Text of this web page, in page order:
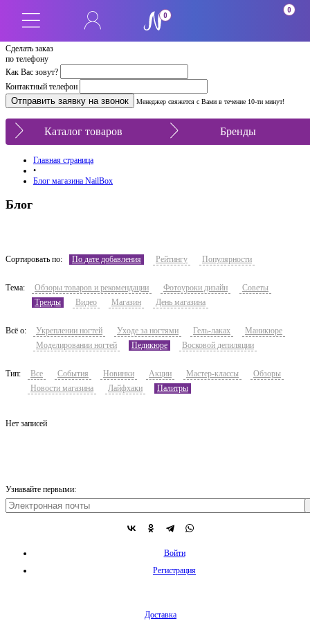
Сделать заказ
по телефону
Как Вас зовут?
Контактный телефон
Менеджер свяжется с Вами в течение 10-ти минут!
0
0
Каталог товаров Бренды
Главная страница
•
Блог магазина NailBox
Блог
Сортировать по: По дате добавления Рейтингу Популярности
Тема: Обзоры товаров и рекомендации Фотоуроки дизайн
Советы
Тренды
Видео Магазин День магазина
Всё о: Укреплении ногтей Уходе за ногтями Гель-лаках
Маникюре
Моделировании ногтей
Педикюре Восковой депиляции
Тип: Все События Новинки Акции Мастер-классы
Обзоры
Новости магазина
Лайфхаки Палитры
Нет записей
Узнавайте первыми:
Войти
Регистрация
Доставка